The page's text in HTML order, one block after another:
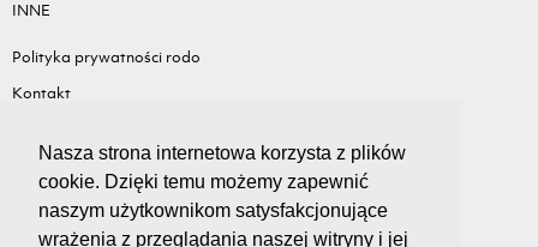
Nasza strona internetowa korzysta z plików
cookie. Dzięki temu możemy zapewnić
naszym użytkownikom satysfakcjonujące
wrażenia z przeglądania naszej witryny i jej
INNE
Polityka prywatności rodo
Kontakt
Standardy ochrony małoletnich
Wyceń swój samochód